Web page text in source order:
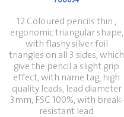
12 Coloured pencils thin ,
ergonomic triangular shape,
with flashy silver foil
triangles on all 3 sides, which
give the pencil a slight grip
effect, with name tag, high
quality leads, lead diameter
3mm, FSC 100%, with break-
resistant lead